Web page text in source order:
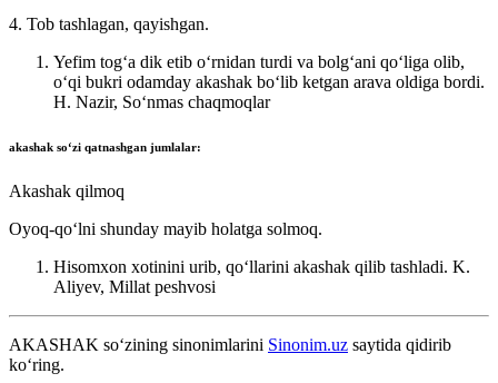
4. Tob tashlagan, qayishgan.
Yefim togʻa dik etib oʻrnidan turdi va bolgʻani qoʻliga olib,
oʻqi bukri odamday akashak boʻlib ketgan arava oldiga bordi.
H. Nazir, Soʻnmas chaqmoqlar
akashak soʻzi qatnashgan jumlalar:
Akashak qilmoq
Oyoq-qoʻlni shunday mayib holatga solmoq.
Hisomxon xotinini urib, qoʻllarini akashak qilib tashladi. K.
Aliyev, Millat peshvosi
AKASHAK so‘zining sinonimlarini Sinonim.uz saytida qidirib
ko‘ring.